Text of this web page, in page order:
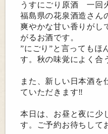
うすにごり原酒 一回
福島県の花泉酒造さん
爽やかな甘い香りがし
がるお酒です。
”にごり”と言ってもほ
す。秋の味覚によく合
また、新しい日本酒を
ていただきます‼
本日は、お昼と夜に少
す。ご予約お待ちして